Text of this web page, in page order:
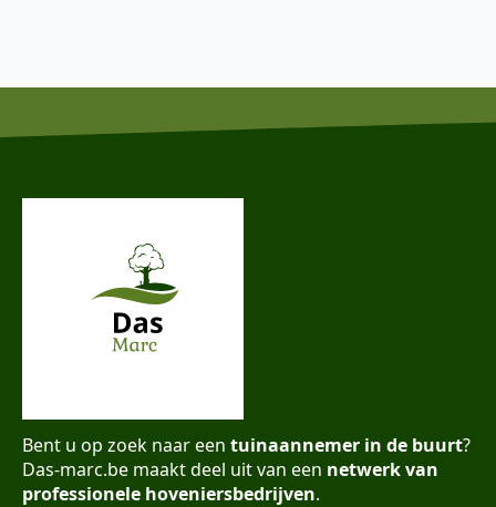
Bent u op zoek naar een tuinaannemer in de buurt?
Das-marc.be maakt deel uit van een netwerk van
professionele hoveniersbedrijven.